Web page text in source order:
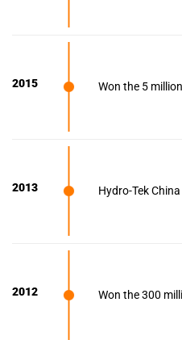
2015 Won the 5
2013 Hydro-Tek
2012 Won the 300